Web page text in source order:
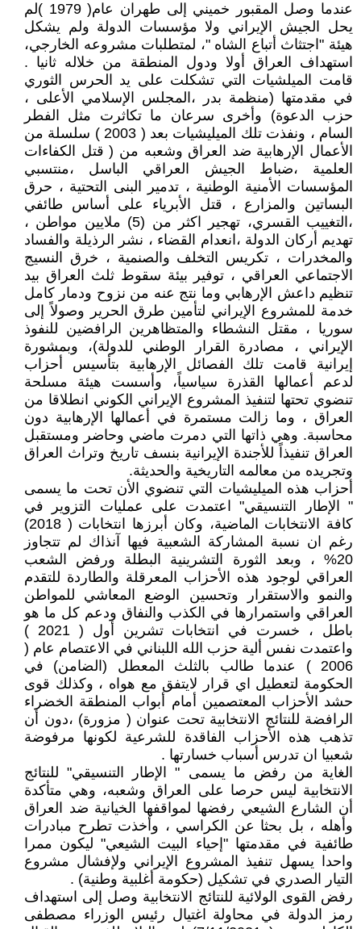
عندما وصل المقبور خميني إلى طهران عام( 1979 )لم
يحل الجيش الإيراني ولا مؤسسات الدولة ولم يشكل
هيئة "اجتثاث أتباع الشاه "، لمتطلبات مشروعه الخارجي،
استهداف العراق أولا ودول المنطقة من خلاله ثانيا .
قامت الميلشيات التي تشكلت على يد الحرس الثوري
في مقدمتها (منظمة بدر ،المجلس الإسلامي الأعلى ،
حزب الدعوة) وأخرى سرعان ما تكاثرت مثل الفطر
السام ، ونفذت تلك الميليشيات بعد ( 2003 ) سلسلة من
الأعمال الإرهابية ضد العراق وشعبه من ( قتل الكفاءات
العلمية ،ضباط الجيش العراقي الباسل ،منتسبي
المؤسسات الأمنية الوطنية ، تدمير البنى التحتية ، حرق
البساتين والمزارع ، قتل الأبرياء على أساس طائفي
،التغييب القسري، تهجير اكثر من (5) ملايين مواطن ،
تهديم أركان الدولة ،انعدام القضاء ، نشر الرذيلة والفساد
والمخدرات ، تكريس التخلف والصنمية ، خرق النسيج
الاجتماعي العراقي ، توفير بيئة سقوط ثلث العراق بيد
تنظيم داعش الإرهابي وما نتج عنه من نزوح ودمار كامل
خدمة للمشروع الإيراني لتأمين طرق الحرير وصولاً إلى
سوريا ، مقتل النشطاء والمتظاهرين الرافضين للنفوذ
الإيراني ، مصادرة القرار الوطني للدولة)، وبمشورة
إيرانية قامت تلك الفصائل الإرهابية بتأسيس أحزاب
لدعم أعمالها القذرة سياسياً، وأسست هيئة مسلحة
تنضوي تحتها لتنفيذ المشروع الإيراني الكوني انطلاقا من
العراق ، وما زالت مستمرة في أعمالها الإرهابية دون
محاسبة. وهي ذاتها التي دمرت ماضي وحاضر ومستقبل
العراق تنفيذاً للأجندة الإيرانية بنسف تاريخ وتراث العراق
وتجريده من معالمه التاريخية والحديثة.
أحزاب هذه الميليشيات التي تنضوي الأن تحت ما يسمى
" الإطار التنسيقي" اعتمدت على عمليات التزوير في
كافة الانتخابات الماضية، وكان أبرزها انتخابات ( 2018)
رغم ان نسبة المشاركة الشعبية فيها آنذاك لم تتجاوز
20% ، وبعد الثورة التشرينية البطلة ورفض الشعب
العراقي لوجود هذه الأحزاب المعرقلة والطاردة للتقدم
والنمو والاستقرار وتحسين الوضع المعاشي للمواطن
العراقي واستمرارها في الكذب والنفاق ودعم كل ما هو
باطل ، خسرت في انتخابات تشرين أول ( 2021 )
واعتمدت نفس ألية حزب الله اللبناني في الاعتصام عام (
2006 ) عندما طالب بالثلث المعطل (الضامن) في
الحكومة لتعطيل اي قرار لايتفق مع هواه ، وكذلك قوى
حشد الأحزاب المعتصمين أمام أبواب المنطقة الخضراء
الرافضة للنتائج الانتخابية تحت عنوان ( مزورة) ،دون أن
تذهب هذه الأحزاب الفاقدة للشرعية لكونها مرفوضة
شعبيا ان تدرس أسباب خسارتها .
الغاية من رفض ما يسمى " الإطار التنسيقي" للنتائج
الانتخابية ليس حرصا على العراق وشعبه، وهي متأكدة
أن الشارع الشيعي رفضها لمواقفها الخيانية ضد العراق
وأهله ، بل بحثا عن الكراسي ، وأخذت تطرح مبادرات
طائفية في مقدمتها "إحياء البيت الشيعي" ليكون ممرا
واحدا يسهل تنفيذ المشروع الإيراني ولإفشال مشروع
التيار الصدري في تشكيل (حكومة أغلبية وطنية) .
رفض القوى الولائية للنتائج الانتخابية وصل إلى استهداف
رمز الدولة في محاولة اغتيال رئيس الوزراء مصطفى